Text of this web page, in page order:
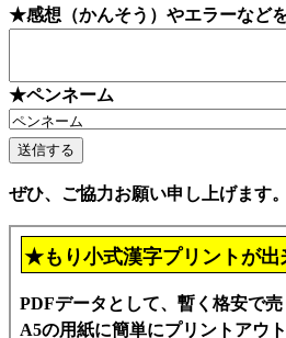
★感想（かんそう）やエラーなど
★ペンネーム
ぜひ、ご協力お願い申し上げます。